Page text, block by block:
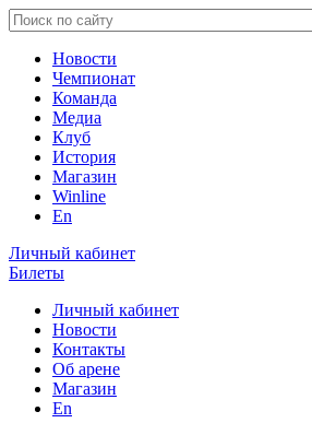
Новости
Чемпионат
Команда
Медиа
Клуб
История
Магазин
Winline
En
Личный кабинет
Билеты
Личный кабинет
Новости
Контакты
Об арене
Магазин
En